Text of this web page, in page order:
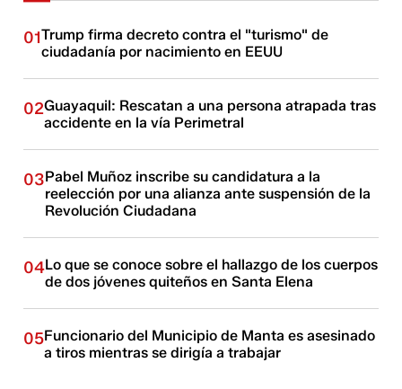
01Trump firma decreto contra el "turismo" de
ciudadanía por nacimiento en EEUU
02Guayaquil: Rescatan a una persona atrapada tras
accidente en la vía Perimetral
03Pabel Muñoz inscribe su candidatura a la
reelección por una alianza ante suspensión de la
Revolución Ciudadana
04Lo que se conoce sobre el hallazgo de los cuerpos
de dos jóvenes quiteños en Santa Elena
05Funcionario del Municipio de Manta es asesinado
a tiros mientras se dirigía a trabajar